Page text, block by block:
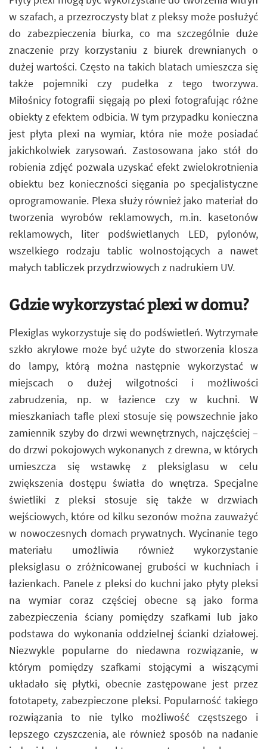
w szafach, a przezroczysty blat z pleksy może posłużyć
do zabezpieczenia biurka, co ma szczególnie duże
znaczenie przy korzystaniu z biurek drewnianych o
dużej wartości. Często na takich blatach umieszcza się
także pojemniki czy pudełka z tego tworzywa.
Miłośnicy fotografii sięgają po plexi fotografując różne
obiekty z efektem odbicia. W tym przypadku konieczna
jest płyta plexi na wymiar, która nie może posiadać
jakichkolwiek zarysowań. Zastosowana jako stół do
robienia zdjęć pozwala uzyskać efekt zwielokrotnienia
obiektu bez konieczności sięgania po specjalistyczne
oprogramowanie. Plexa służy również jako materiał do
tworzenia wyrobów reklamowych, m.in. kasetonów
reklamowych, liter podświetlanych LED, pylonów,
wszelkiego rodzaju tablic wolnostojących a nawet
małych tabliczek przydrzwiowych z nadrukiem UV.
Gdzie wykorzystać plexi w domu?
Plexiglas wykorzystuje się do podświetleń. Wytrzymałe
szkło akrylowe może być użyte do stworzenia klosza
do lampy, którą można następnie wykorzystać w
miejscach o dużej wilgotności i możliwości
zabrudzenia, np. w łazience czy w kuchni. W
mieszkaniach tafle plexi stosuje się powszechnie jako
zamiennik szyby do drzwi wewnętrznych, najczęściej –
do drzwi pokojowych wykonanych z drewna, w których
umieszcza się wstawkę z pleksiglasu w celu
zwiększenia dostępu światła do wnętrza. Specjalne
świetliki z pleksi stosuje się także w drzwiach
wejściowych, które od kilku sezonów można zauważyć
w nowoczesnych domach prywatnych. Wycinanie tego
materiału umożliwia również wykorzystanie
pleksiglasu o zróżnicowanej grubości w kuchniach i
łazienkach. Panele z pleksi do kuchni jako płyty pleksi
na wymiar coraz częściej obecne są jako forma
zabezpieczenia ściany pomiędzy szafkami lub jako
podstawa do wykonania oddzielnej ścianki działowej.
Niezwykle popularne do niedawna rozwiązanie, w
którym pomiędzy szafkami stojącymi a wiszącymi
układało się płytki, obecnie zastępowane jest przez
fototapety, zabezpieczone pleksi. Popularność takiego
rozwiązania to nie tylko możliwość częstszego i
lepszego czyszczenia, ale również sposób na nadanie